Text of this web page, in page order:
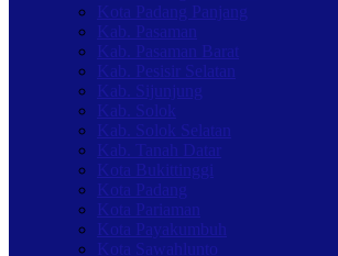
Kota Padang Panjang
Kab. Pasaman
Kab. Pasaman Barat
Kab. Pesisir Selatan
Kab. Sijunjung
Kab. Solok
Kab. Solok Selatan
Kab. Tanah Datar
Kota Bukittinggi
Kota Padang
Kota Pariaman
Kota Payakumbuh
Kota Sawahlunto